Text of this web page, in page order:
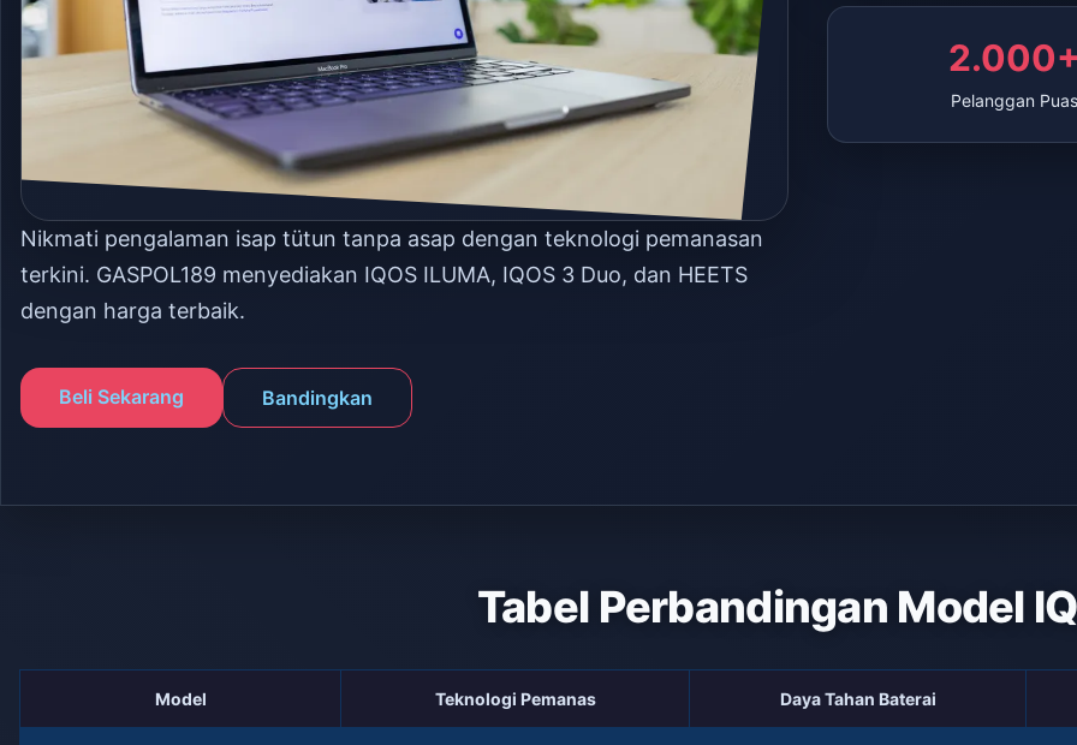
Nikmati pengalaman isap tütun tanpa asap dengan teknologi pemanasan
terkini. GASPOL189 menyediakan IQOS ILUMA, IQOS 3 Duo, dan HEETS
dengan harga terbaik.
Beli Sekarang Bandingkan
Pelanggan Puas
Tabel Perbandingan Model
Model Teknologi Pemanas Daya Tahan Baterai